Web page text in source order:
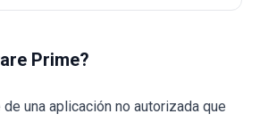
Prime?
una aplicación no autorizada que